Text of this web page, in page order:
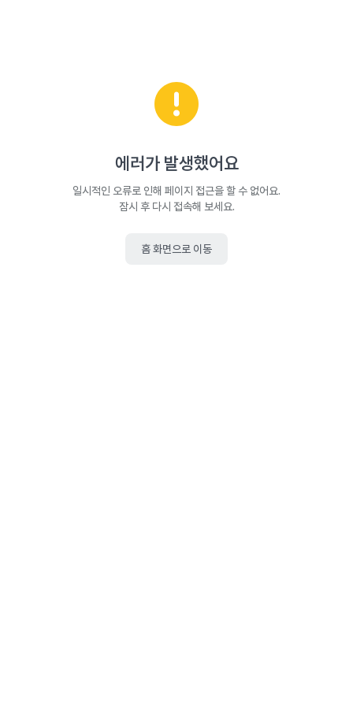
에러가 발생했어요
일시적인 오류로 인해 페이지 접근을 할 수 없어요.
잠시 후 다시 접속해 보세요.
홈 화면으로 이동